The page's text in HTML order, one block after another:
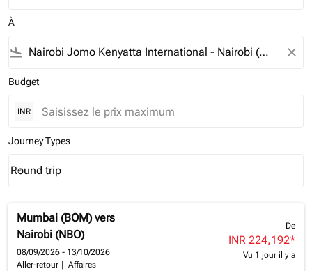
À
flight_land close
Budget
INR
Journey Types
Journey Types option Round trip Selected
Round trip
keyboard_arrow_down
Mumbai (BOM) vers
Nairobi (NBO)
08/09/2026 - 13/10/2026
Aller-retour
Affaires
De
INR 224,192*
Vu 1 jour il y a